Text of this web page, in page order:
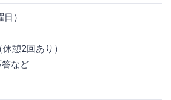
）
憩2回あり）
など